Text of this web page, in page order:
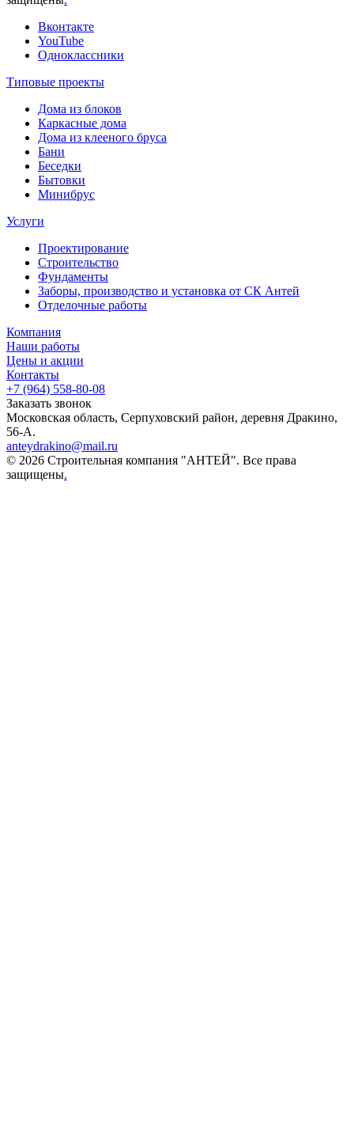
Вконтакте
YouTube
Одноклассники
Типовые проекты
Дома из блоков
Каркасные дома
Дома из клееного бруса
Бани
Беседки
Бытовки
Минибрус
Услуги
Проектирование
Строительство
Фундаменты
Заборы, производство и установка от СК Антей
Отделочные работы
Компания
Наши работы
Цены и акции
Контакты
+7 (964) 558-80-08
Заказать звонок
Московская область, Серпуховский район, деревня Дракино,
56-А.
anteydrakino@mail.ru
© 2026 Строительная компания "АНТЕЙ". Все права
защищены.